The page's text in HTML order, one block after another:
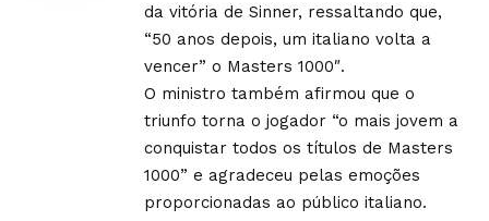
da vitória de Sinner, ressaltando que,
“50 anos depois, um italiano volta a
vencer” o Masters 1000″.
O ministro também afirmou que o
triunfo torna o jogador “o mais jovem a
conquistar todos os títulos de Masters
1000” e agradeceu pelas emoções
proporcionadas ao público italiano.